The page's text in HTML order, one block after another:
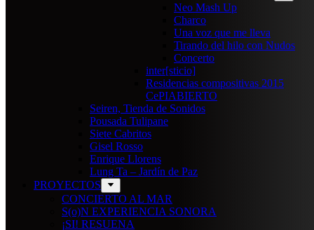
Neo Mash Up
Charco
Una voz que me lleva
Tirando del hilo con Nudos
Concerto
inter[sticio]
Residencias compositivas 2015
CePIABIERTO
Seiren, Tienda de Sonidos
Pousada Tulipane
Siete Cabritos
Gisel Rosso
Enrique Llorens
Lung Ta – Jardín de Paz
PROYECTOS
CONCIERTO AL MAR
S(o)N EXPERIENCIA SONORA
¡SI! RESUENA